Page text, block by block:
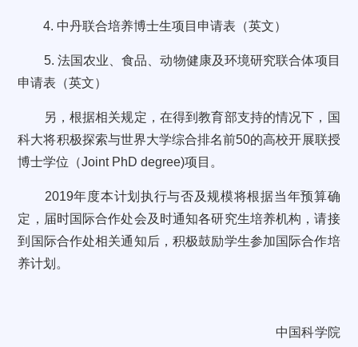
4. 中丹联合培养博士生项目申请表（英文）
5. 法国农业、食品、动物健康及环境研究联合体项目
申请表（英文）
另，根据相关规定，在得到教育部支持的情况下，国
科大将积极探索与世界大学综合排名前50的高校开展联授
博士学位（Joint PhD degree)项目。
2019年度本计划执行与否及规模将根据当年预算确
定，届时国际合作处会及时通知各研究生培养机构，请接
到国际合作处相关通知后，积极鼓励学生参加国际合作培
养计划。
中国科学院